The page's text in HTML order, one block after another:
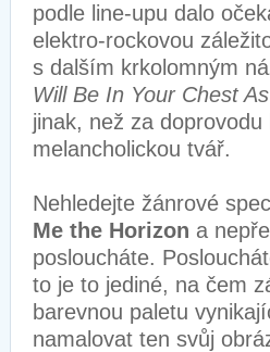
podle line-upu dalo
elektro-rockovou
s dalším krkolomným
Will Be In Your Chest
jinak, než za
melancholickou tvář.
Nehledejte žánrové
Me the Horizon a
posloucháte.
to je to jediné, na čem
barevnou paletu
namalovat ten svůj